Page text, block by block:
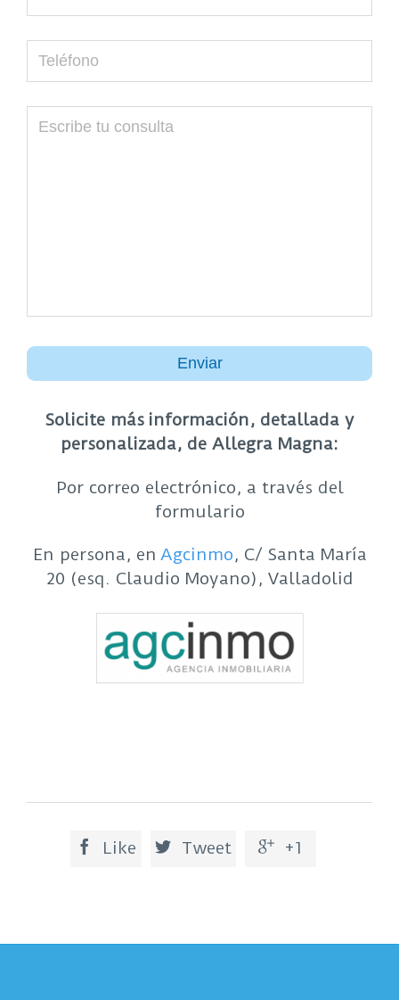
Alternative:
Solicite más información, detallada y
personalizada, de Allegra Magna:
Por correo electrónico, a través del
formulario
En persona, en Agcinmo, C/ Santa María
20 (esq. Claudio Moyano), Valladolid
 Like  Tweet  +1